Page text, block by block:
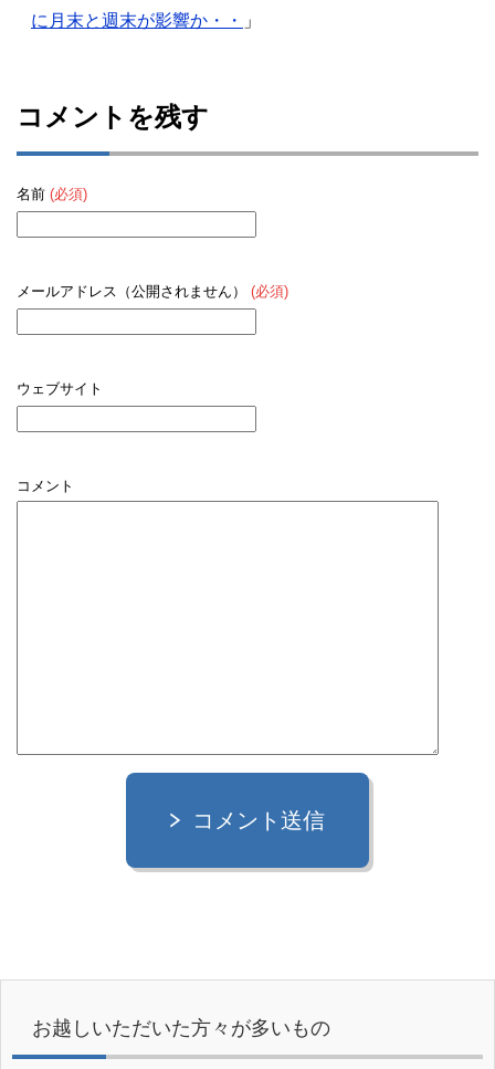
に月末と週末が影響か・・
」
コメントを残す
名前 (必須)
メールアドレス（公開されません） (必須)
ウェブサイト
コメント
コメント送信
お越しいただいた方々が多いもの